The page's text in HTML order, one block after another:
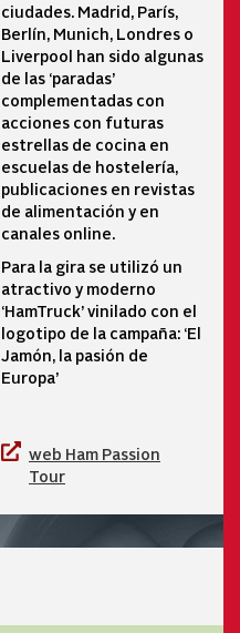
ciudades. Madrid, París,
Berlín, Munich, Londres o
Liverpool han sido algunas
de las ‘paradas’
complementadas con
acciones con futuras
estrellas de cocina en
escuelas de hostelería,
publicaciones en revistas
de alimentación y en
canales online.
Para la gira se utilizó un
atractivo y moderno
‘HamTruck’ vinilado con el
logotipo de la campaña: ‘El
Jamón, la pasión de
Europa’
web Ham Passion
Tour